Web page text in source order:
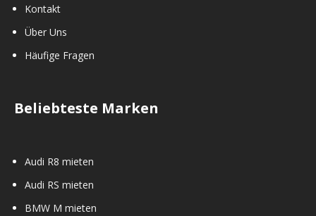
Kontakt
Über Uns
Häufige Fragen
Beliebteste Marken
Audi R8 mieten
Audi RS mieten
BMW M mieten